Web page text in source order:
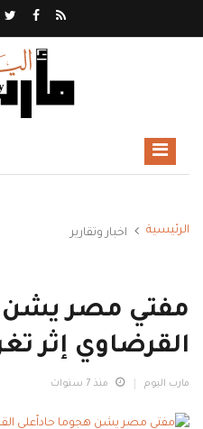
الرئيسية اخبار وتقارير
مفتي مصر يشن
القرضاوي إثر
مارب اليوم منذ 7 سنوات